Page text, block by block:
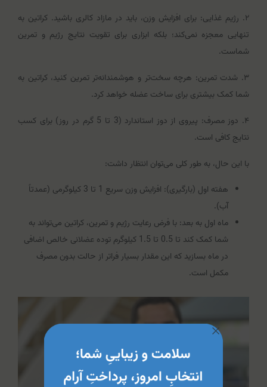
۲. رژیم غذایی: برای افزایش وزن، باید در مازاد کالری باشید. کراتین به
تنهایی معجزه نمی‌کند؛ بلکه ابزاری برای تقویت نتایج رژیم و تمرین
شماست.
۳. شدت تمرین: هرچه سخت‌تر و هوشمندانه‌تر تمرین کنید، کراتین به
شما کمک بیشتری برای ساخت عضله خواهد کرد.
۴. دوز مصرف: پیروی از دوز استاندارد (3 تا 5 گرم در روز) برای کسب
نتایج کافی است.
با این حال، به طور کلی می‌توان انتظار داشت:
هفته اول (بارگیری): افزایش وزن سریع 1 تا 3 کیلوگرمی (عمدتاً
آب).
ماه اول به بعد: با فرض رعایت رژیم و تمرین، کراتین می‌تواند به
شما کمک کند تا 0.5 تا 1.5 کیلوگرم توده عضلانی خالص اضافی
در ماه بسازید که این مقدار بسیار فراتر از حالت بدون مصرف
مکمل است.